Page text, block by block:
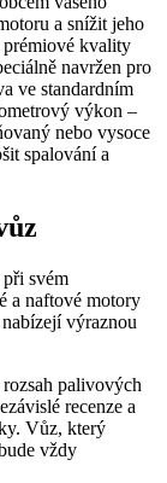
a snížit jeho
prémiové kvality
navržen pro
ve standardním
výkon –
nebo vysoce
spalování a
svém
a naftové motory
výraznou
palivových
recenze a
Vůz, který
vždy